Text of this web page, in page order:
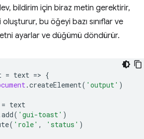
bildirim için biraz metin gerektirir,
bu öğeyi bazı sınıflar ve
ayarlar ve düğümü döndürür.
= text => {
.createElement( 'output' )
= text
add( 'gui-toast' )
( 'role' , 'status' )